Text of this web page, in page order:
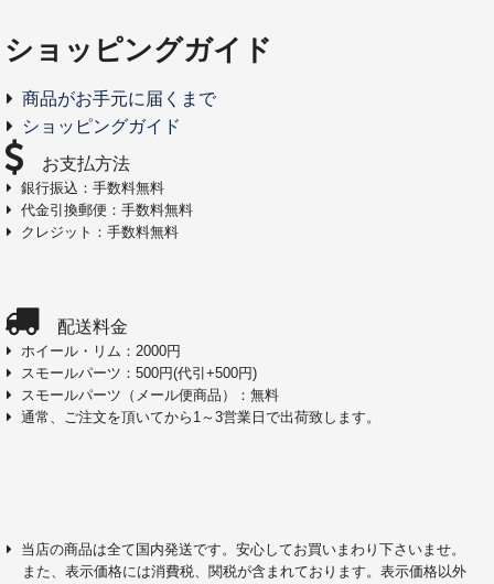
ショッピングガイド
商品がお手元に届くまで
ショッピングガイド
お支払方法
銀行振込：手数料無料
代金引換郵便：手数料無料
クレジット：手数料無料
配送料金
ホイール・リム：2000円
スモールパーツ：500円(代引+500円)
スモールパーツ（メール便商品）：無料
通常、ご注文を頂いてから1～3営業日で出荷致します。
当店の商品は全て国内発送です。安心してお買いまわり下さいませ。
また、表示価格には消費税、関税が含まれております。表示価格以外